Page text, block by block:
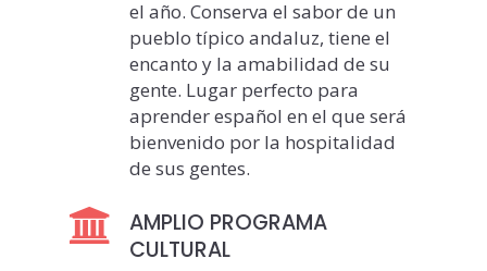
el año. Conserva el sabor de un
pueblo típico andaluz, tiene el
encanto y la amabilidad de su
gente. Lugar perfecto para
aprender español en el que será
bienvenido por la hospitalidad
de sus gentes.
AMPLIO PROGRAMA
CULTURAL